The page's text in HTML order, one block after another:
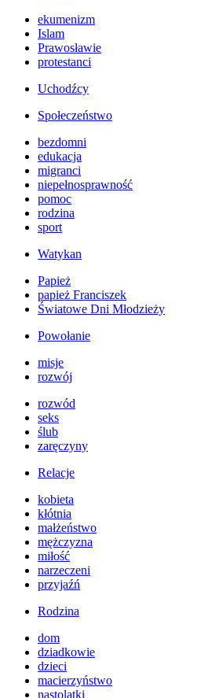
ekumenizm
Islam
Prawosławie
protestanci
Uchodźcy
Społeczeństwo
bezdomni
edukacja
migranci
niepełnosprawność
pomoc
rodzina
sport
Watykan
Papież
papież Franciszek
Światowe Dni Młodzieży
Powołanie
misje
rozwój
rozwód
seks
ślub
zaręczyny
Relacje
kobieta
kłótnia
małżeństwo
mężczyzna
miłość
narzeczeni
przyjaźń
Rodzina
dom
dziadkowie
dzieci
macierzyństwo
nastolatki